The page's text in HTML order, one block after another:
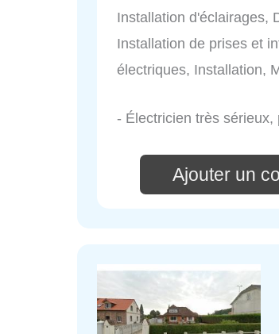
Installation d'éclairages,
Installation de prises et
électriques, Installation,
- Électricien très
Ajouter un